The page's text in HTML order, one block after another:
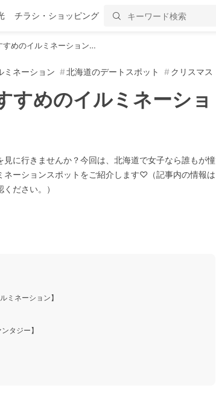
チラシ・ショッピング
すめのイルミネーション…
ミネーション 北海道のデートスポット クリスマス
すめのイルミネーショ
に行きませんか？今回は、北海道で女子なら誰もが憧
ーションスポットをご紹介します♡（記事内の情報は
ださい。）
ミネーション】
タジー】